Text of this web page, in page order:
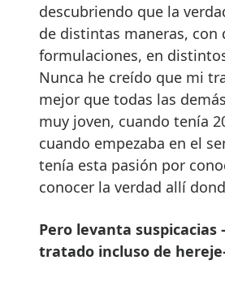
descubriendo que la
de distintas maneras, con
formulaciones, en
Nunca he creído que mi
mejor que todas las
muy joven, cuando tenía
cuando empezaba en el
tenía esta pasión por
conocer la verdad allí
Pero levanta suspicacias
tratado incluso de